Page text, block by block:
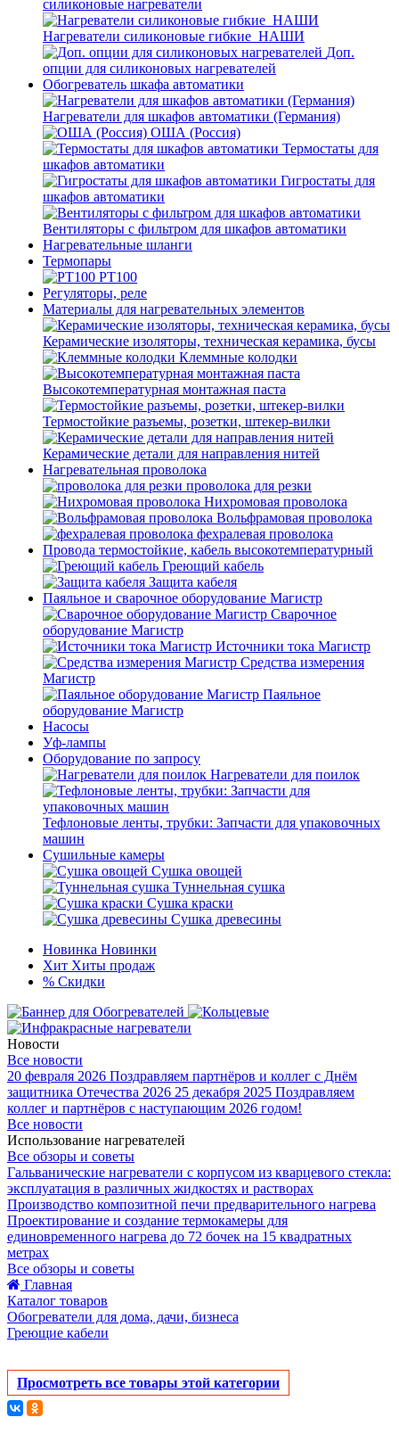
силиконовые нагреватели
Нагреватели силиконовые гибкие_НАШИ
Доп.
опции для силиконовых нагревателей
Обогреватель шкафа автоматики
Нагреватели для шкафов автоматики (Германия)
ОША (Россия)
Термостаты для
шкафов автоматики
Гигростаты для
шкафов автоматики
Вентиляторы с фильтром для шкафов автоматики
Нагревательные шланги
Термопары
PT100
Регуляторы, реле
Материалы для нагревательных элементов
Керамические изоляторы, техническая керамика, бусы
Клеммные колодки
Высокотемпературная монтажная паста
Термостойкие разъемы, розетки, штекер-вилки
Керамические детали для направления нитей
Нагревательная проволока
проволока для резки
Нихромовая проволока
Вольфрамовая проволока
фехралевая проволока
Провода термостойкие, кабель высокотемпературный
Греющий кабель
Защита кабеля
Паяльное и сварочное оборудование Магистр
Сварочное
оборудование Магистр
Источники тока Магистр
Средства измерения
Магистр
Паяльное
оборудование Магистр
Насосы
Уф-лампы
Оборудование по запросу
Нагреватели для поилок
Тефлоновые ленты, трубки: Запчасти для упаковочных
машин
Сушильные камеры
Сушка овощей
Туннельная сушка
Сушка краски
Сушка древесины
Новинка Новинки
Хит Хиты продаж
% Скидки
Новости
Все новости
20 февраля 2026 Поздравляем партнёров и коллег с Днём
защитника Отечества 2026 25 декабря 2025 Поздравляем
коллег и партнёров с наступающим 2026 годом!
Все новости
Использование нагревателей
Все обзоры и советы
Гальванические нагреватели с корпусом из кварцевого стекла:
эксплуатация в различных жидкостях и растворах
Производство композитной печи предварительного нагрева
Проектирование и создание термокамеры для
единовременного нагрева до 72 бочек на 15 квадратных
метрах
Все обзоры и советы
Главная
Каталог товаров
Обогреватели для дома, дачи, бизнеса
Греющие кабели
Просмотреть все товары этой категории